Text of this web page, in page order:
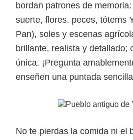
bordan patrones de
suerte, flores, peces, tótems
Pan), soles y escenas
brillante, realista y detallado;
única. ¡Pregunta
enseñen una puntada
No te pierdas la comida ni el